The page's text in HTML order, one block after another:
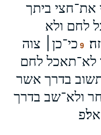
את־חצי ביתך
לחם ולא
9 כי־כן׀ צוה
לא־תאכל לחם
בדרך אשר
ולא־שב בדרך